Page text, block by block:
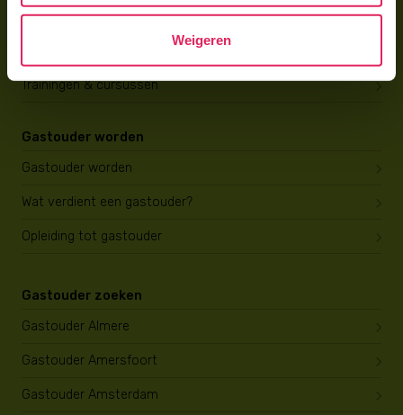
Weigeren
Gastouder worden bij 4Kids
Trainingen & cursussen
Gastouder worden
Gastouder worden
Wat verdient een gastouder?
Opleiding tot gastouder
Gastouder zoeken
Gastouder Almere
Gastouder Amersfoort
Gastouder Amsterdam